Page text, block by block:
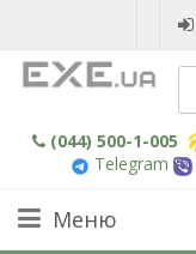
(044) 500-1-005
Telegram
Меню